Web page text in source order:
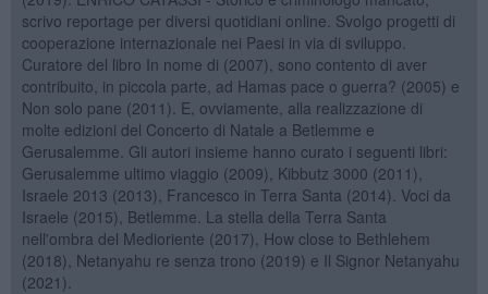
scrivo reportage per diversi quotidiani online. Svolgo progetti di
cooperazione internazionale nei Paesi in via di sviluppo.
Curatore del libro In nome di (2007), sono contento di aver
contribuito, in piccola parte, ad Hamas pace o guerra? (2005) e
Non solo pane (2011). E, ovviamente, alla realizzazione di
molte edizioni del Concerto di Natale a Betlemme e
Gerusalemme. Gli autori insieme hanno curato i seguenti libri:
Gerusalemme ultimo viaggio (2009), Kibbutz 3000 (2011),
Israele 2013 (2013), Francesco in Terra Santa (2014). Voci da
Israele (2015), Betlemme. La stella della Terra Santa
nell'ombra del Medioriente (2017), How close to Bethlehem
(2018), Netanyahu re senza trono (2019) e Il Signor Netanyahu
(2021).